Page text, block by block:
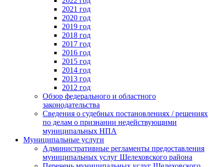
2021 год
2020 год
2019 год
2018 год
2017 год
2016 год
2015 год
2014 год
2013 год
2012 год
Обзор федерального и областного
законодательства
Сведения о судебных постановлениях / решениях
по делам о признании недействующими
муниципальных НПА
Муниципальные услуги
Административные регламенты предоставления
муниципальных услуг Шелеховского района